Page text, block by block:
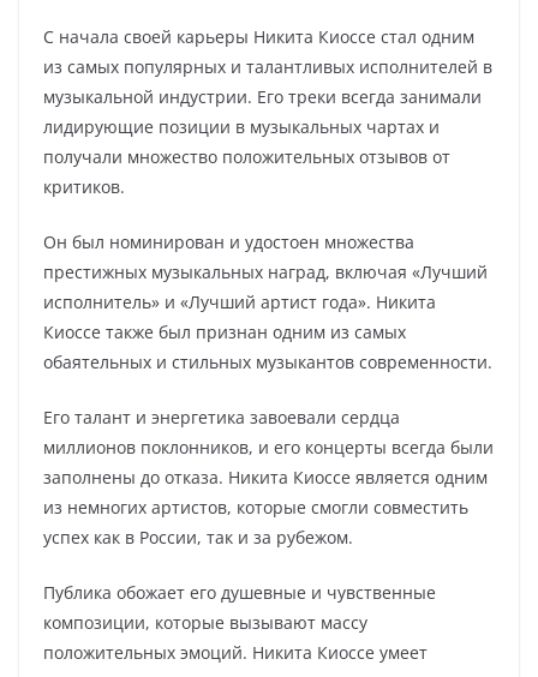
С начала своей карьеры Никита Киоссе стал одним
из самых популярных и талантливых исполнителей в
музыкальной индустрии. Его треки всегда занимали
лидирующие позиции в музыкальных чартах и
получали множество положительных отзывов от
критиков.
Он был номинирован и удостоен множества
престижных музыкальных наград, включая «Лучший
исполнитель» и «Лучший артист года». Никита
Киоссе также был признан одним из самых
обаятельных и стильных музыкантов современности.
Его талант и энергетика завоевали сердца
миллионов поклонников, и его концерты всегда были
заполнены до отказа. Никита Киоссе является одним
из немногих артистов, которые смогли совместить
успех как в России, так и за рубежом.
Публика обожает его душевные и чувственные
композиции, которые вызывают массу
положительных эмоций. Никита Киоссе умеет